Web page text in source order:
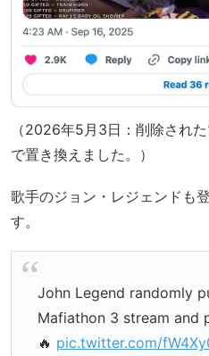
（2026年5月3日：削除され
で置き換えました。）
歌手のジョン・レジェンドも
す。
John Legend randomly
Mafiathon 3 stream and
🔥 pic.twitter.com/